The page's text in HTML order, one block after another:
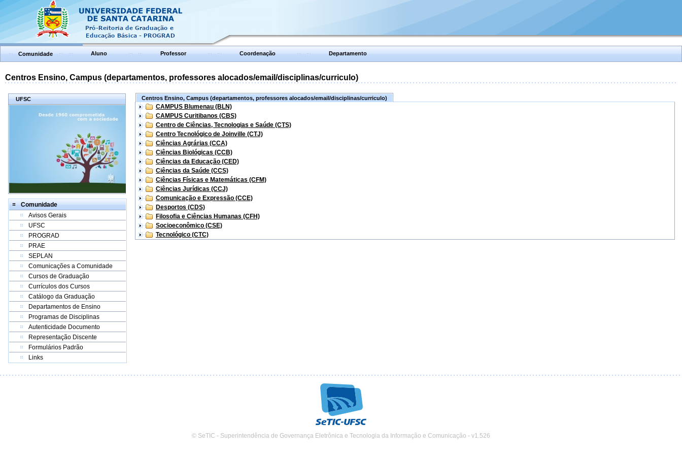
Comunidade Aluno Professor Coordenação Departamento
Centros Ensino, Campus (departamentos, professores alocados/email/disciplinas/curriculo)
UFSC
Comunidade
Avisos Gerais
UFSC
PROGRAD
PRAE
SEPLAN
Comunicações a Comunidade
Cursos de Graduação
Currículos dos Cursos
Catálogo da Graduação
Departamentos de Ensino
Programas de Disciplinas
Autenticidade Documento
Representação Discente
Formulários Padrão
Links
Centros Ensino, Campus (departamentos, professores alocados/email/disciplinas/curriculo)
CAMPUS Blumenau (BLN)
CAMPUS Curitibanos (CBS)
Centro de Ciências, Tecnologias e Saúde (CTS)
Centro Tecnológico de Joinville (CTJ)
Ciências Agrárias (CCA)
Ciências Biológicas (CCB)
Ciências da Educação (CED)
Ciências da Saúde (CCS)
Ciências Físicas e Matemáticas (CFM)
Ciências Jurídicas (CCJ)
Comunicação e Expressão (CCE)
Desportos (CDS)
Filosofia e Ciências Humanas (CFH)
Socioeconômico (CSE)
Tecnológico (CTC)
© SeTIC - Superintendência de Governança Eletrônica e Tecnologia da Informação e Comunicação - v1.526